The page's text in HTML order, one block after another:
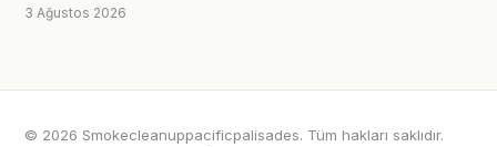
3 Ağustos 2026
© 2026 Smokecleanuppacificpalisades. Tüm hakları saklıdır.